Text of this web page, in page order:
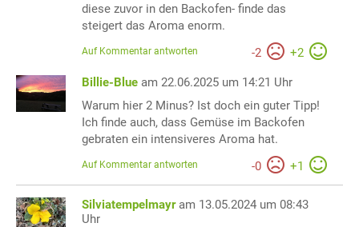
diese zuvor in den Backofen- finde das
steigert das Aroma enorm.
-2 +2
Auf Kommentar antworten
Billie-Blue am 22.06.2025 um 14:21 Uhr
Warum hier 2 Minus? Ist doch ein guter Tipp!
Ich finde auch, dass Gemüse im Backofen
gebraten ein intensiveres Aroma hat.
-0 +1
Auf Kommentar antworten
Silviatempelmayr am 13.05.2024 um 08:43
Uhr